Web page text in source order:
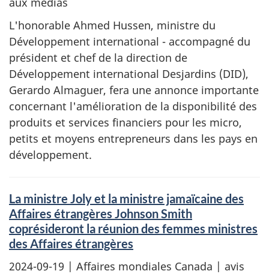
L'honorable Ahmed Hussen, ministre du
Développement international - accompagné du
président et chef de la direction de
Développement international Desjardins (DID),
Gerardo Almaguer, fera une annonce importante
concernant l'amélioration de la disponibilité des
produits et services financiers pour les micro,
petits et moyens entrepreneurs dans les pays en
développement.
La ministre Joly et la ministre jamaïcaine des
Affaires étrangères Johnson Smith
coprésideront la réunion des femmes ministres
des Affaires étrangères
2024-09-19 | Affaires mondiales Canada | avis